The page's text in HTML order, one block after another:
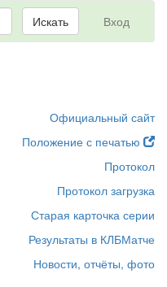
Вход
Искать
Официальный сайт
Положение с печатью
Протокол
Протокол загрузка
Старая карточка серии
Результаты в КЛБМатче
Новости, отчёты, фото